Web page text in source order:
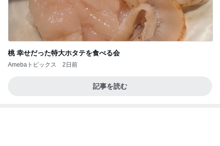
桃 幸せだった特大ホタテを食べる会
Amebaトピックス 2日前
記事を読む